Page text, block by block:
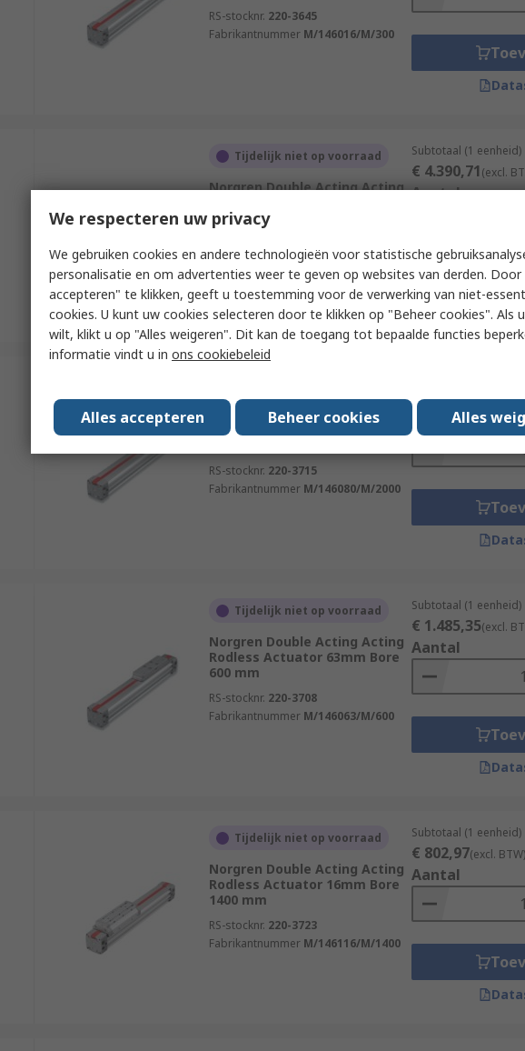
RS-stocknr. 220-3645
Fabrikantnummer M/146016/M/300
Tijdelijk niet op voorraad
Norgren Double Acting Acting
2000 mm
FabrikantnummerM/146180/M/2000
Subtotaal (1 eenheid)
€ 4.390,71(excl.
Aantal
Norgren Double Acting Acting
Rodless Actuator 80mm Bore
RS-stocknr. 220-3715
Fabrikantnummer M/146080/M/2000
€ 4.183,33(excl.
Aantal
Tijdelijk niet op voorraad
Norgren Double Acting Acting
Rodless Actuator 63mm Bore
600 mm
RS-stocknr. 220-3708
Fabrikantnummer M/146063/M/600
Subtotaal (1 eenheid)
€ 1.485,35(excl.
Aantal
Tijdelijk niet op voorraad
Norgren Double Acting Acting
Rodless Actuator 16mm Bore
1400 mm
RS-stocknr. 220-3723
Fabrikantnummer M/146116/M/1400
Subtotaal (1 eenheid)
€ 802,97(excl. BTW)
Aantal
We respecteren uw privacy
We gebruiken cookies en andere technologieën voor statistische
personalisatie en om advertenties weer te geven op websites van derden. Door
accepteren" te klikken, geeft u toestemming voor de verwerking van niet-
cookies. U kunt uw cookies selecteren door te klikken op "Beheer cookies". Als
wilt, klikt u op "Alles weigeren". Dit kan de toegang tot bepaalde functies
informatie vindt u in ons cookiebeleid
Alles accepteren Beheer cookies Alles